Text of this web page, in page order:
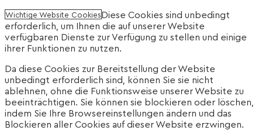
Wichtige Website CookiesDiese Cookies sind unbedingt
erforderlich, um Ihnen die auf unserer Website
verfügbaren Dienste zur Verfügung zu stellen und einige
ihrer Funktionen zu nutzen.
Da diese Cookies zur Bereitstellung der Website
unbedingt erforderlich sind, können Sie sie nicht
ablehnen, ohne die Funktionsweise unserer Website zu
beeinträchtigen. Sie können sie blockieren oder löschen,
indem Sie Ihre Browsereinstellungen ändern und das
Blockieren aller Cookies auf dieser Website erzwingen.